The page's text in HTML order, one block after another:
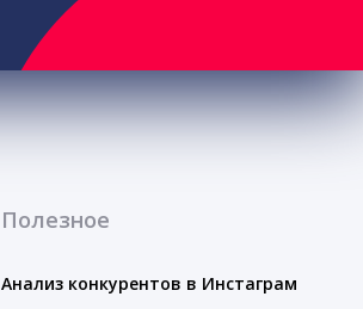
Полезное
Анализ конкурентов в Инстаграм